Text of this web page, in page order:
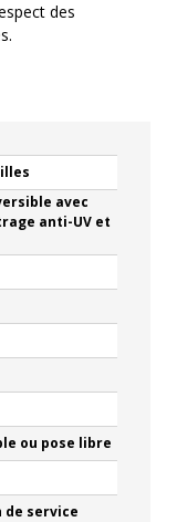
des
avec
anti-UV et
ou pose libre
de service